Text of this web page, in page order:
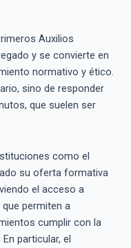
Auxilios
y se convierte en
normativo y ético.
sino de responder
que suelen ser
como el
su oferta formativa
el acceso a
permiten a
cumplir con la
particular, el